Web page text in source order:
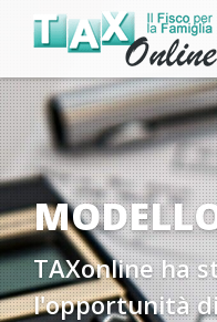
TAXonline ha
l'opportunità